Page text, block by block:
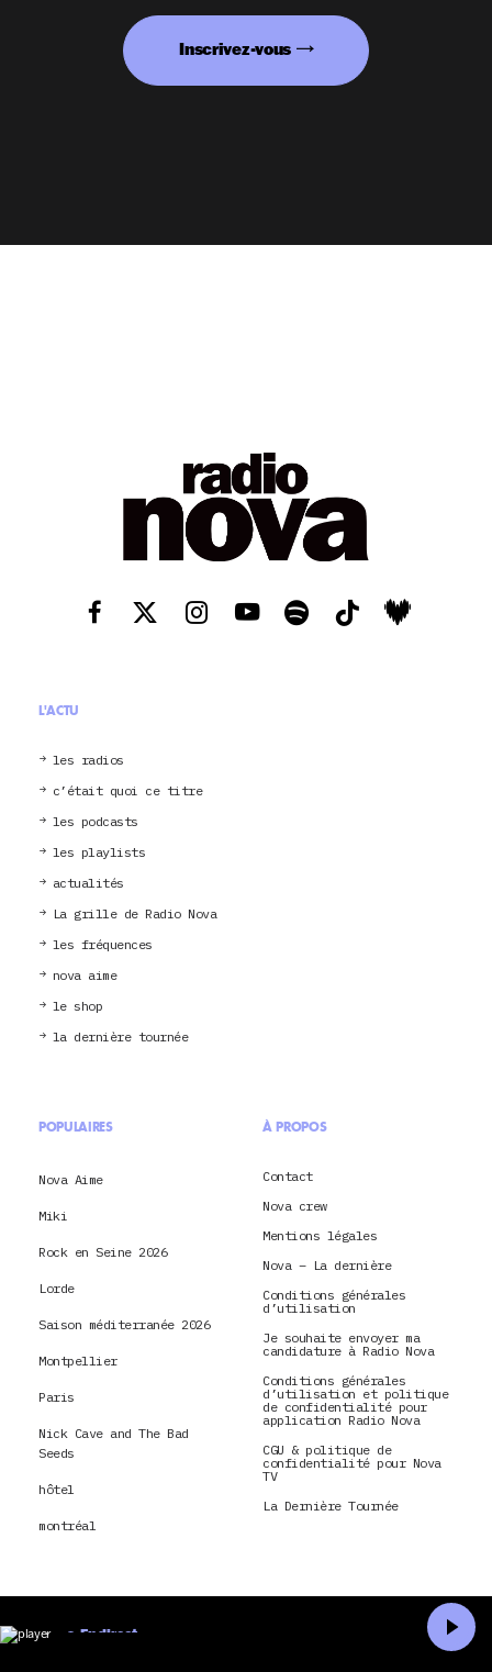
Inscrivez-vous
L'ACTU
les radios
c’était quoi ce titre
les podcasts
les playlists
actualités
La grille de Radio Nova
les fréquences
nova aime
le shop
la dernière tournée
POPULAIRES
Nova Aime
Miki
Rock en Seine 2026
Lorde
Saison méditerranée 2026
Montpellier
Paris
Nick Cave and The Bad
Seeds
hôtel
montréal
À PROPOS
Contact
Nova crew
Mentions légales
Nova – La dernière
Conditions générales
d’utilisation
Je souhaite envoyer ma
candidature à Radio Nova
Conditions générales
d’utilisation et politique
de confidentialité pour
application Radio Nova
CGU & politique de
confidentialité pour Nova
TV
La Dernière Tournée
En direct